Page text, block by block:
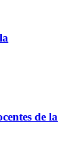
de la